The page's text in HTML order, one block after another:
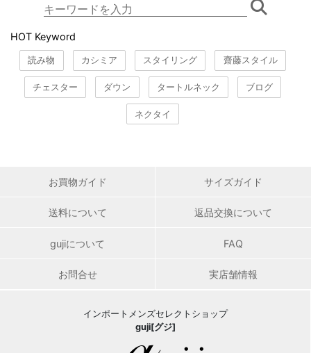
HOT Keyword
読み物 カシミア スタイリング 齋藤スタイル
チェスター ダウン タートルネック ブログ
ネクタイ
お買物ガイド サイズガイド
送料について 返品交換について
gujiについて FAQ
お問合せ 実店舗情報
インポートメンズセレクトショップ
guji[グジ]